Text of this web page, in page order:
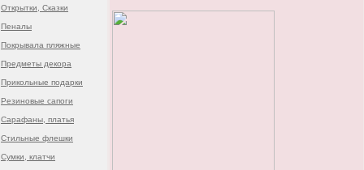
Открытки, Сказки
Пеналы
Покрывала пляжные
Предметы декора
Прикольные подарки
Резиновые сапоги
Сарафаны, платья
Стильные флешки
Сумки, клатчи